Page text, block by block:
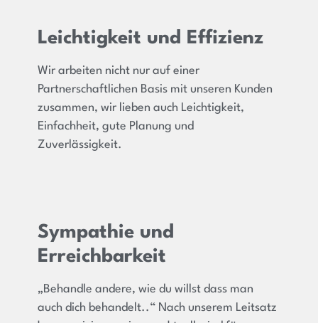
Leichtigkeit und Effizienz
Wir arbeiten nicht nur auf einer
Partnerschaftlichen Basis mit unseren Kunden
zusammen, wir lieben auch Leichtigkeit,
Einfachheit, gute Planung und
Zuverlässigkeit.
Sympathie und
Erreichbarkeit
„Behandle andere, wie du willst dass man
auch dich behandelt..“ Nach unserem Leitsatz